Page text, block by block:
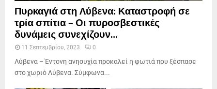
Πυρκαγιά στη Λύβενα: Καταστροφή σε
τρία σπίτια – Οι πυροσβεστικές
δυνάμεις συνεχίζουν...
11 Σεπτεμβρίου, 2023 0
Λύβενα – Έντονη ανησυχία προκαλεί η φωτιά που ξέσπασε
στο χωριό Λύβενα. Σύμφωνα...